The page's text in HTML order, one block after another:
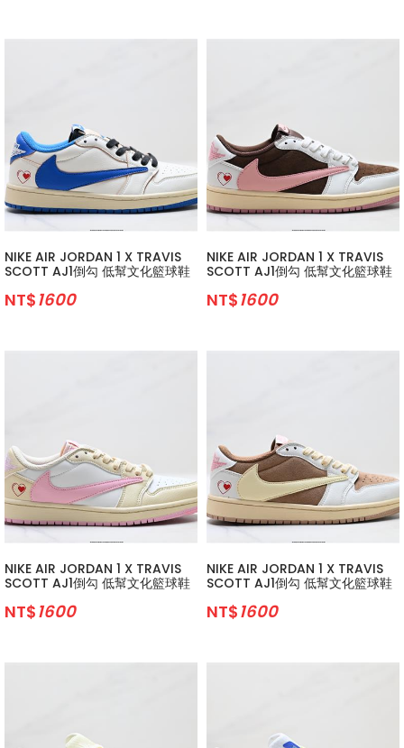
NIKE AIR JORDAN 1 X TRAVIS
SCOTT AJ1倒勾 低幫文化籃球鞋
NT$1600
NIKE AIR JORDAN 1 X TRAVIS
SCOTT AJ1倒勾 低幫文化籃球鞋
NT$1600
NIKE AIR JORDAN 1 X TRAVIS
SCOTT AJ1倒勾 低幫文化籃球鞋
NT$1600
NIKE AIR JORDAN 1 X TRAVIS
SCOTT AJ1倒勾 低幫文化籃球鞋
NT$1600